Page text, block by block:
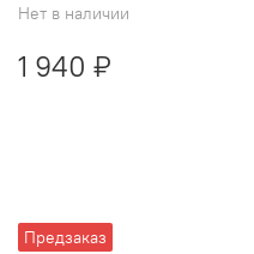
Нет в наличии
Предзаказ
1 940 ₽